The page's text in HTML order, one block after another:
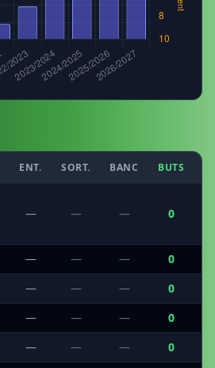
ENT. SORT. BANC BUTS
— — — 0
— — — 0
— — — 0
— — — 0
— — — 0